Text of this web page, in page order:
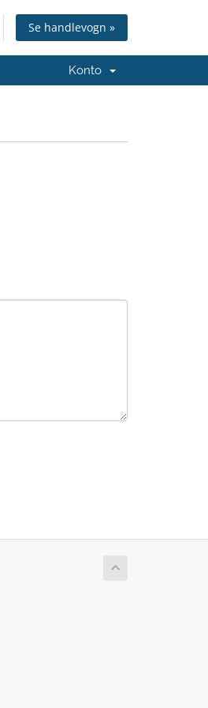
Se handlevogn »
Konto